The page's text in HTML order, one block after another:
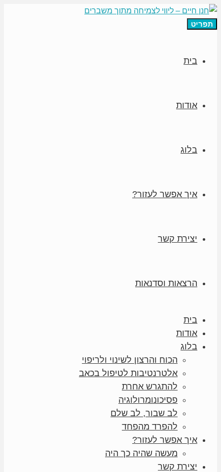
תפריט
בית
אודות
בלוג
איך אפשר לעזור?
יצירת קשר
הרצאות וסדנאות
בית
אודות
בלוג
הכוח והרצון לשינוי ולריפוי
אלטרנטיבות לטיפול בכאב
להתגרש אחרת
פסיכונומרולוגיה
לב שבור, לב שלם
להפרד מהפחד
איך אפשר לעזור?
מעשה שהיה כך היה
יצירת קשר